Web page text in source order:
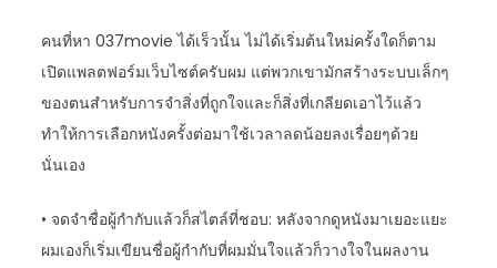
คนที่หา 037movie ได้เร็วนั้น ไม่ได้เริ่มต้นใหม่ครั้งใดก็ตาม
เปิดแพลตฟอร์มเว็บไซต์ครับผม แต่พวกเขามักสร้างระบบเล็กๆ
ของตนสำหรับการจำสิ่งที่ถูกใจและก็สิ่งที่เกลียดเอาไว้แล้ว
ทำให้การเลือกหนังครั้งต่อมาใช้เวลาลดน้อยลงเรื่อยๆด้วย
นั่นเอง
• จดจำชื่อผู้กำกับแล้วก็สไตล์ที่ชอบ: หลังจากดูหนังมาเยอะแยะ
ผมเองก็เริ่มเขียนชื่อผู้กำกับที่ผมมั่นใจแล้วก็วางใจในผลงาน